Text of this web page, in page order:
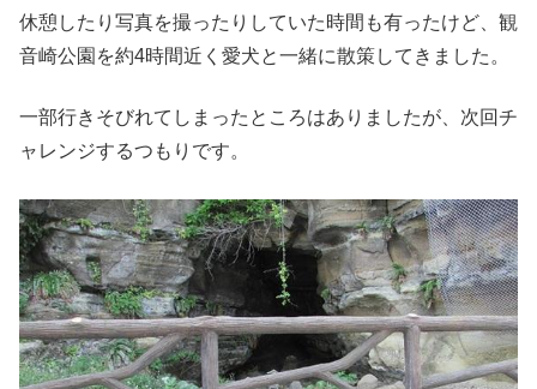
休憩したり写真を撮ったりしていた時間も有ったけど、観
音崎公園を約4時間近く愛犬と一緒に散策してきました。
一部行きそびれてしまったところはありましたが、次回チ
ャレンジするつもりです。